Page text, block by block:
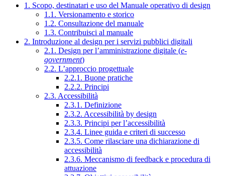
1. Scopo, destinatari e uso del Manuale operativo di design
1.1. Versionamento e storico
1.2. Consultazione del manuale
1.3. Contribuisci al manuale
2. Introduzione al design per i servizi pubblici digitali
2.1. Design per l’amministrazione digitale (e-
government)
2.2. L’approccio progettuale
2.2.1. Buone pratiche
2.2.2. Principi
2.3. Accessibilità
2.3.1. Definizione
2.3.2. Accessibilità by design
2.3.3. Principi per l’accessibilità
2.3.4. Linee guida e criteri di successo
2.3.5. Come rilasciare una dichiarazione di
accessibilità
2.3.6. Meccanismo di feedback e procedura di
attuazione